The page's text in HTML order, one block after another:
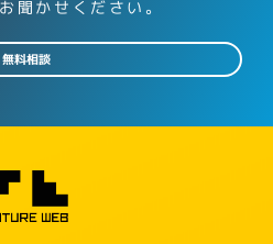
聞かせください。
無料相談